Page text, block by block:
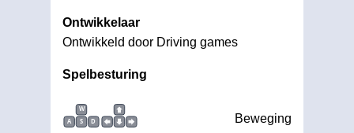
Ontwikkelaar
Ontwikkeld door Driving games
Spelbesturing
W
A
S D Beweging